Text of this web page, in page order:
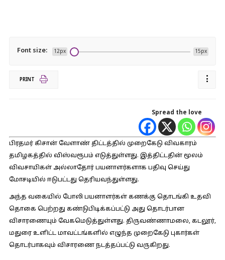
Font size: 12px 15px
PRINT
Spread the love
பிரதமர் கிசான் வேளாண் திட்டத்தில் முறைகேடு விவகாரம்
தமிழகத்தில் விஸ்வரூபம் எடுத்துள்ளது. இத்திட்டதின் மூலம்
விவசாயிகள் அல்லாதோர் பயனாளர்களாக பதிவு செய்து
மோசடியில் ஈடுபட்டது தெரியவந்துள்ளது.
அந்த வகையில் போலி பயனாளர்கள் கணக்கு தொடங்கி உதவி
தொகை பெற்றது கண்டுபிடிக்கப்பட்டு அது தொடர்பான
விசாரணையும் வேகமெடுத்துள்ளது. திருவண்ணாமலை, கடலூர்,
மதுரை உளிட்ட மாவட்டங்களில் எழுந்த முறைகேடு புகார்கள்
தொடர்பாகவும் விசாரணை நடத்தப்பட்டு வருகிறது.